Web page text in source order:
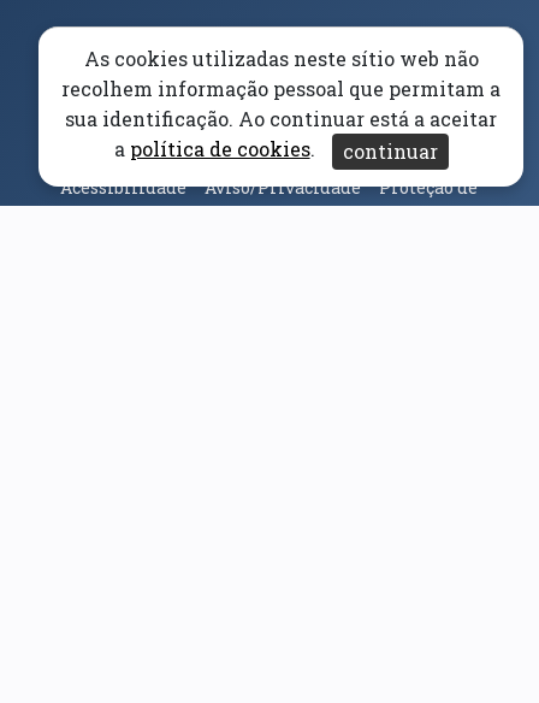
Elogios, Sugestões e Reclamações Livro Amarelo
Canal Denúncia(abre em nova janela)
Acessibilidade Aviso/Privacidade
Proteção de
Dados
As cookies utilizadas neste sítio web não
recolhem informação pessoal que permitam a
sua identificação. Ao continuar está a aceitar
a política de cookies. continuar